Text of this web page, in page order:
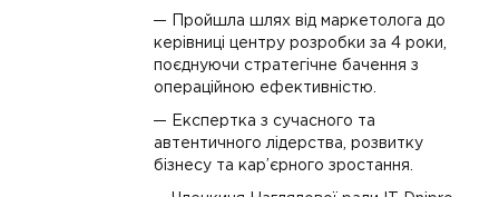
Пройшла шлях від маркетолога до
керівниці центру розробки за 4 роки,
поєднуючи стратегічне бачення з
операційною ефективністю.
Експертка з сучасного та
автентичного лідерства, розвитку
бізнесу та кар’єрного зростання.